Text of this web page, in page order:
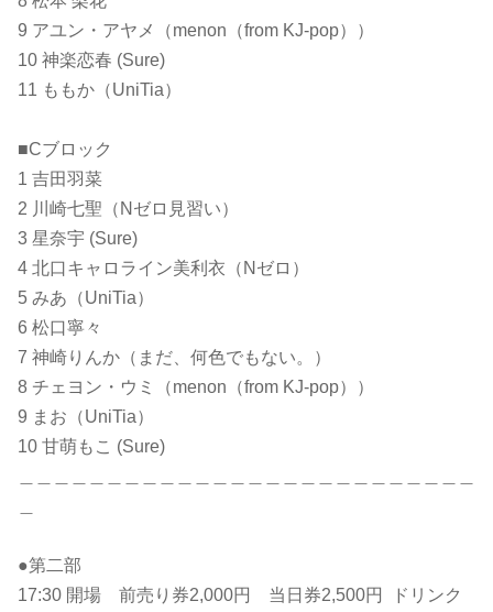
9 アユン・アヤメ（menon（from KJ-pop））
10 神楽恋春 (Sure)
11 ももか（UniTia）
■Cブロック
1 吉田羽菜
2 川崎七聖（Nゼロ見習い）
3 星奈宇 (Sure)
4 北口キャロライン美利衣（Nゼロ）
5 みあ（UniTia）
6 松口寧々
7 神崎りんか（まだ、何色でもない。）
8 チェヨン・ウミ（menon（from KJ-pop））
9 まお（UniTia）
10 甘萌もこ (Sure)
●第二部
17:30 開場 前売り券2,000円 当日券2,500円 ドリンク